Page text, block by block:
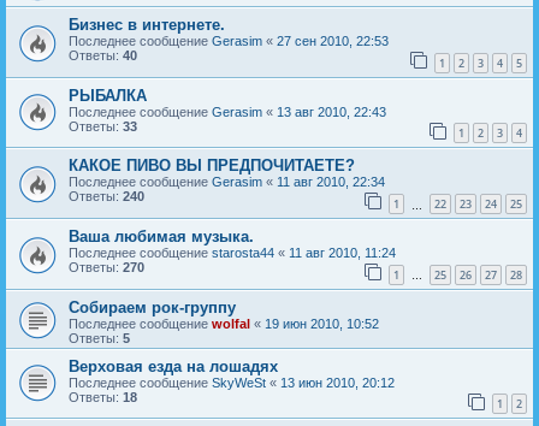
Бизнес в интернете.
Последнее сообщение Gerasim « 27 сен 2010, 22:53
Ответы: 40 1 2 3 4 5
РЫБАЛКА
Последнее сообщение Gerasim « 13 авг 2010, 22:43
Ответы: 33 1 2 3 4
КАКОЕ ПИВО ВЫ ПРЕДПОЧИТАЕТЕ?
Последнее сообщение Gerasim « 11 авг 2010, 22:34
Ответы: 240 1 22 23 24 25
Ваша любимая музыка.
Последнее сообщение starosta44 « 11 авг 2010, 11:24
Ответы: 270 1 … 25 26 27 28
Собираем рок-группу
Последнее сообщение wolfal « 19 июн 2010, 10:52
Ответы: 5
Верховая езда на лошадях
Последнее сообщение SkyWeSt « 13 июн 2010, 20:12
Ответы: 18 1 2